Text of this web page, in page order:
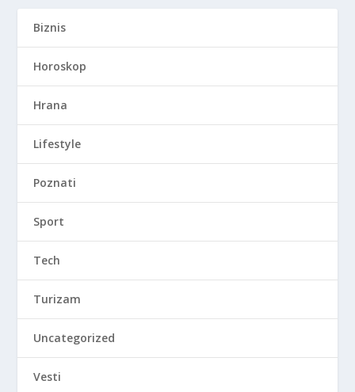
Biznis
Horoskop
Hrana
Lifestyle
Poznati
Sport
Tech
Turizam
Uncategorized
Vesti